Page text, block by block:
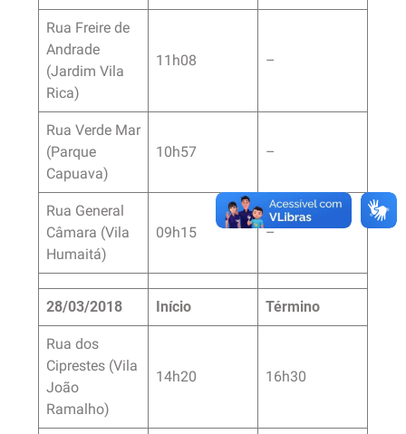
Rua Freire de
Andrade
(Jardim Vila
Rica)
11h08 –
Rua Verde Mar
(Parque
Capuava)
10h57 –
Rua General
Câmara (Vila
Humaitá)
09h15 –
28/03/2018 Início Término
Rua dos
Ciprestes (Vila
João
Ramalho)
14h20 16h30